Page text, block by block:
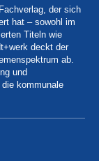
der sich
hat – sowohl im
Titeln wie
deckt der
ab.
und
kommunale